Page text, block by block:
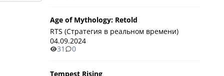
Age of Mythology: Retold
RTS (Стратегия в реальном времени)
04.09.2024
31
0
Tempest Rising